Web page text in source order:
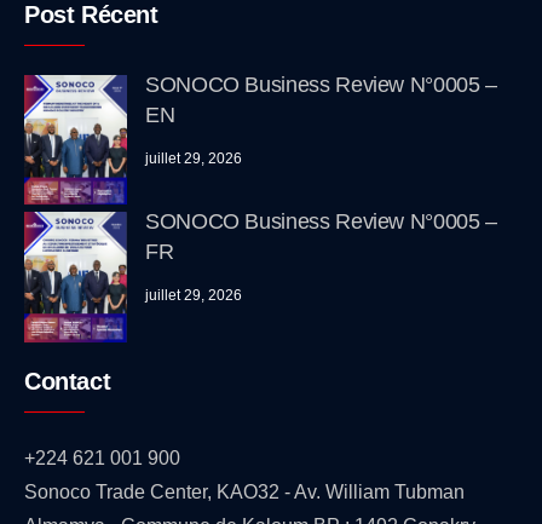
Post Récent
SONOCO Business Review N°0005 –
EN
juillet 29, 2026
SONOCO Business Review N°0005 –
FR
juillet 29, 2026
Contact
+224 621 001 900
Sonoco Trade Center, KAO32 - Av. William Tubman